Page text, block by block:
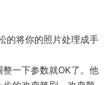
的将你的照片处理成手
一下参数就OK了。他